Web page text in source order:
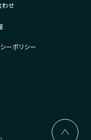
わせ
ーポリシー